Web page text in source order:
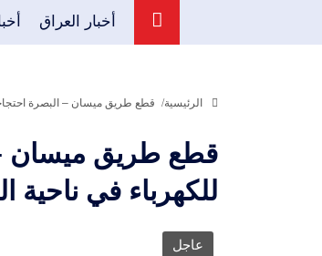
أخبار العراق
الرئيسية قطع طريق ميسان – البصرة
قطع طريق ميسان –
للكهرباء في ناحية
عاجل